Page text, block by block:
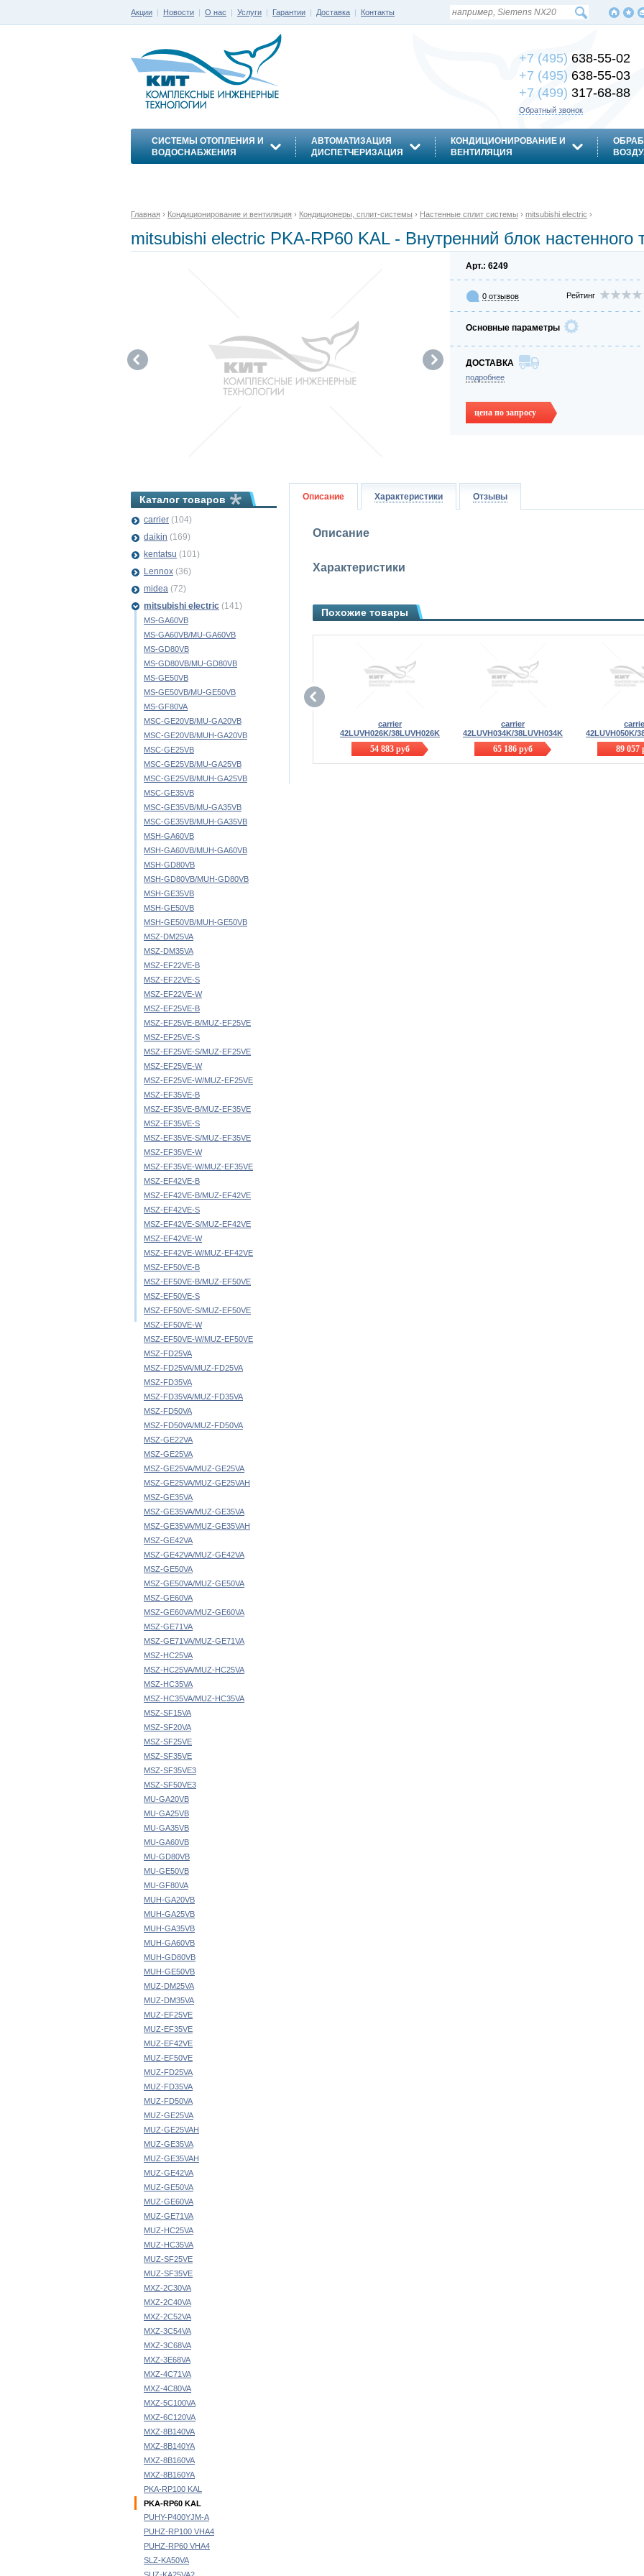
Акции | Новости | О нас | Услуги | Гарантии | Доставка | Контакты
+7 (495) 638-55-02
+7 (495) 638-55-03
+7 (499) 317-68-88
Обратный звонок
СИСТЕМЫ ОТОПЛЕНИЯ И
ВОДОСНАБЖЕНИЯ
АВТОМАТИЗАЦИЯ
ДИСПЕТЧЕРИЗАЦИЯ
КОНДИЦИОНИРОВАНИЕ И
ВЕНТИЛЯЦИЯ
Главная › Кондиционирование и вентиляция › Кондиционеры, сплит-системы › Настенные сплит системы › mitsubishi electric ›
mitsubishi electric PKA-RP60 KAL - Внутренний блок настенного
Арт.: 6249
0 отзывов Рейтинг
Основные параметры
ДОСТАВКА
подробнее
цена по запросу
Описание Характеристики Отзывы
Описание
Характеристики
Похожие товары
carrier
42LUVH026K/38LUVH026K
54 883 руб
carrier
42LUVH034K/38LUVH034K
65 186 руб
42LUVH050K/
89 057
Каталог товаров
carrier (104)
daikin (169)
kentatsu (101)
Lennox (36)
midea (72)
mitsubishi electric (141)
MS-GA60VB
MS-GA60VB/MU-GA60VB
MS-GD80VB
MS-GD80VB/MU-GD80VB
MS-GE50VB
MS-GE50VB/MU-GE50VB
MS-GF80VA
MSC-GE20VB/MU-GA20VB
MSC-GE20VB/MUH-GA20VB
MSC-GE25VB
MSC-GE25VB/MU-GA25VB
MSC-GE25VB/MUH-GA25VB
MSC-GE35VB
MSC-GE35VB/MU-GA35VB
MSC-GE35VB/MUH-GA35VB
MSH-GA60VB
MSH-GA60VB/MUH-GA60VB
MSH-GD80VB
MSH-GD80VB/MUH-GD80VB
MSH-GE35VB
MSH-GE50VB
MSH-GE50VB/MUH-GE50VB
MSZ-DM25VA
MSZ-DM35VA
MSZ-EF22VE-B
MSZ-EF22VE-S
MSZ-EF22VE-W
MSZ-EF25VE-B
MSZ-EF25VE-B/MUZ-EF25VE
MSZ-EF25VE-S
MSZ-EF25VE-S/MUZ-EF25VE
MSZ-EF25VE-W
MSZ-EF25VE-W/MUZ-EF25VE
MSZ-EF35VE-B
MSZ-EF35VE-B/MUZ-EF35VE
MSZ-EF35VE-S
MSZ-EF35VE-S/MUZ-EF35VE
MSZ-EF35VE-W
MSZ-EF35VE-W/MUZ-EF35VE
MSZ-EF42VE-B
MSZ-EF42VE-B/MUZ-EF42VE
MSZ-EF42VE-S
MSZ-EF42VE-S/MUZ-EF42VE
MSZ-EF42VE-W
MSZ-EF42VE-W/MUZ-EF42VE
MSZ-EF50VE-B
MSZ-EF50VE-B/MUZ-EF50VE
MSZ-EF50VE-S
MSZ-EF50VE-S/MUZ-EF50VE
MSZ-EF50VE-W
MSZ-EF50VE-W/MUZ-EF50VE
MSZ-FD25VA
MSZ-FD25VA/MUZ-FD25VA
MSZ-FD35VA
MSZ-FD35VA/MUZ-FD35VA
MSZ-FD50VA
MSZ-FD50VA/MUZ-FD50VA
MSZ-GE22VA
MSZ-GE25VA
MSZ-GE25VA/MUZ-GE25VA
MSZ-GE25VA/MUZ-GE25VAH
MSZ-GE35VA
MSZ-GE35VA/MUZ-GE35VA
MSZ-GE35VA/MUZ-GE35VAH
MSZ-GE42VA
MSZ-GE42VA/MUZ-GE42VA
MSZ-GE50VA
MSZ-GE50VA/MUZ-GE50VA
MSZ-GE60VA
MSZ-GE60VA/MUZ-GE60VA
MSZ-GE71VA
MSZ-GE71VA/MUZ-GE71VA
MSZ-HC25VA
MSZ-HC25VA/MUZ-HC25VA
MSZ-HC35VA
MSZ-HC35VA/MUZ-HC35VA
MSZ-SF15VA
MSZ-SF20VA
MSZ-SF25VE
MSZ-SF35VE
MSZ-SF35VE3
MSZ-SF50VE3
MU-GA20VB
MU-GA25VB
MU-GA35VB
MU-GA60VB
MU-GD80VB
MU-GE50VB
MU-GF80VA
MUH-GA20VB
MUH-GA25VB
MUH-GA35VB
MUH-GA60VB
MUH-GD80VB
MUH-GE50VB
MUZ-DM25VA
MUZ-DM35VA
MUZ-EF25VE
MUZ-EF35VE
MUZ-EF42VE
MUZ-EF50VE
MUZ-FD25VA
MUZ-FD35VA
MUZ-FD50VA
MUZ-GE25VA
MUZ-GE25VAH
MUZ-GE35VA
MUZ-GE35VAH
MUZ-GE42VA
MUZ-GE50VA
MUZ-GE60VA
MUZ-GE71VA
MUZ-HC25VA
MUZ-HC35VA
MUZ-SF25VE
MUZ-SF35VE
MXZ-2C30VA
MXZ-2C40VA
MXZ-2C52VA
MXZ-3C54VA
MXZ-3C68VA
MXZ-3E68VA
MXZ-4C71VA
MXZ-4C80VA
MXZ-5C100VA
MXZ-6C120VA
MXZ-8B140VA
MXZ-8B140YA
MXZ-8B160VA
MXZ-8B160YA
PKA-RP100 KAL
PKA-RP60 KAL
PUHY-P400YJM-A
PUHZ-RP100 VHA4
PUHZ-RP60 VHA4
SLZ-KA50VA